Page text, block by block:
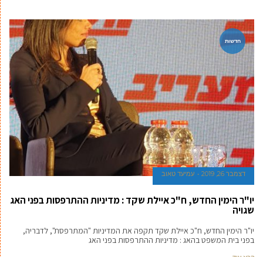
חדשות
דצמבר 26, 2019 עמיעד טאוב
יו"ר הימין החדש, ח"כ איילת שקד : מדיניות ההתרפסות בפני האג
שגויה
יו"ר הימין החדש, ח"כ איילת שקד תקפה את המדיניות "המתרפסת", לדבריה,
בפני בית המשפט בהאג : מדיניות ההתרפסות בפני האג